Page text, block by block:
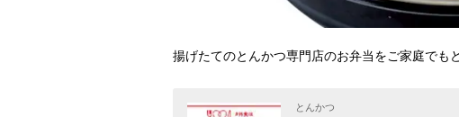
揚げたてのとんかつ専門店のお弁当をご家庭でも
とんかつ